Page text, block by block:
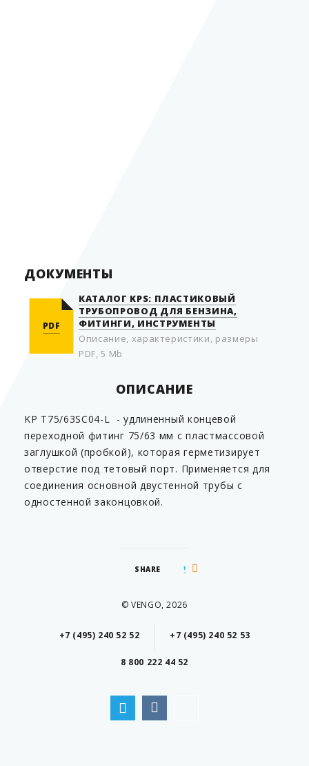
ДОКУМЕНТЫ
PDF
КАТАЛОГ KPS: ПЛАСТИКОВЫЙ
ТРУБОПРОВОД ДЛЯ БЕНЗИНА,
ФИТИНГИ, ИНСТРУМЕНТЫ
Описание, характеристики, размеры
PDF, 5 Mb
ОПИСАНИЕ
KP T75/63SC04-L - удлиненный концевой
переходной фитинг 75/63 мм с пластмассовой
заглушкой (пробкой), которая герметизирует
отверстие под тетовый порт. Применяется для
соединения основной двустенной трубы с
одностенной законцовкой.
SHARE
© VENGO, 2026
+7 (495) 240 52 52 +7 (495) 240 52 53
8 800 222 44 52